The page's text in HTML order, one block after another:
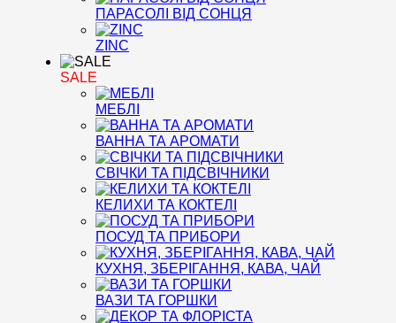
ПАРАСОЛІ ВІД СОНЦЯ
ZINC
SALE
МЕБЛІ
ВАННА ТА АРОМАТИ
СВІЧКИ ТА ПІДСВІЧНИКИ
КЕЛИХИ ТА КОКТЕЛІ
ПОСУД ТА ПРИБОРИ
КУХНЯ, ЗБЕРІГАННЯ, КАВА, ЧАЙ
ВАЗИ ТА ГОРШКИ